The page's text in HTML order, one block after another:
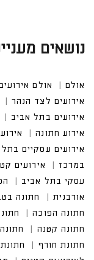
נושאים
אולם אולם אירועים
רועים לצד הנהר
ים בתל אביב
אירוע חתונה
אירועי חברה
אירועים עסקיים בתל אביב
אירועים קטנים בתל אביב